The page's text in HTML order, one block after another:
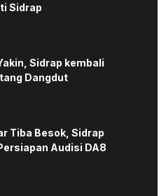
Sidrap
Sidrap kembali
Dangdut
Tiba Besok, Sidrap
Audisi DA8